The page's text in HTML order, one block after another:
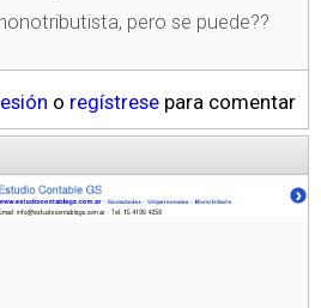
pero se puede??
o regístrese para comentar